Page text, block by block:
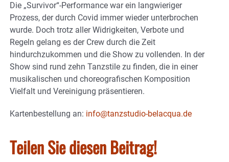
Die „Survivor“-Performance war ein langwieriger
Prozess, der durch Covid immer wieder unterbrochen
wurde. Doch trotz aller Widrigkeiten, Verbote und
Regeln gelang es der Crew durch die Zeit
hindurchzukommen und die Show zu vollenden. In der
Show sind rund zehn Tanzstile zu finden, die in einer
musikalischen und choreografischen Komposition
Vielfalt und Vereinigung präsentieren.
Kartenbestellung an: info@tanzstudio-belacqua.de
Teilen Sie diesen Beitrag!